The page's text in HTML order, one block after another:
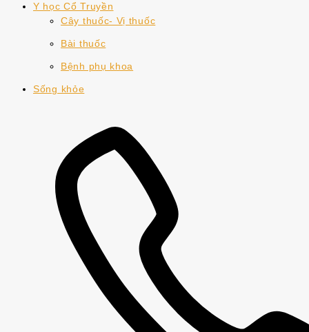
Y học Cổ Truyền
Cây thuốc- Vị thuốc
Bài thuốc
Bệnh phụ khoa
Sống khỏe